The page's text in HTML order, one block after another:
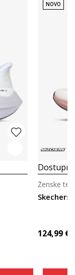
NOVO
Skechers
Ženske
124,99 €